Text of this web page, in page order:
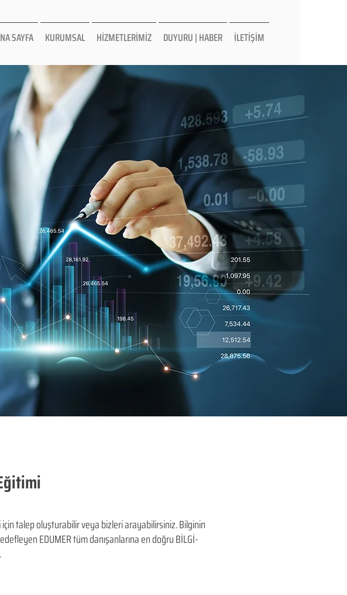
SAYFA KURUMSAL HİZMETLERİMİZ DUYURU | HABER İLETİŞİM
için talep oluşturabilir veya bizleri arayabilirsiniz. Bilginin
EDUMER tüm danışanlarına en doğru BİLGİ-